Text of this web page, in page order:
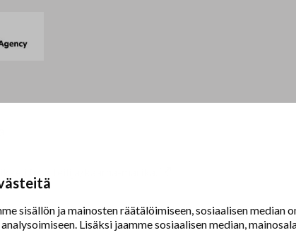
sisällön ja mainosten räätälöimiseen, sosiaalisen median
Lisäksi jaamme sosiaalisen median,